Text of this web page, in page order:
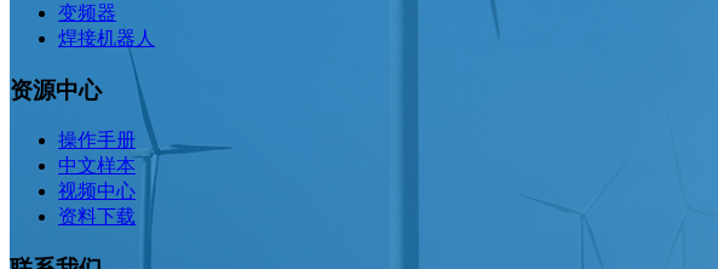
变频器
焊接机器人
资源中心
操作手册
中文样本
视频中心
资料下载